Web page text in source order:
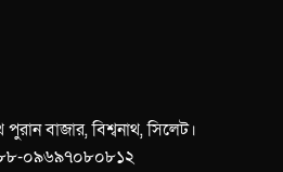
পুরান বাজার, বিশ্বনাথ, সিলেট।
০৯৬৯৭০৮০৮১২